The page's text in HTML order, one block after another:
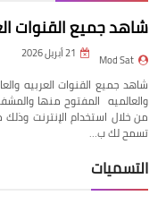
شاهد جميع القنوات
Mod Sat 21 أبريل 2026
والعالميه المفتوح منها
من خلال استخدام الإنترنت
تسمح لك ب…
التسميات